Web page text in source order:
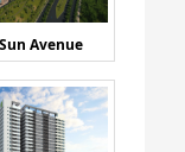
Avenue